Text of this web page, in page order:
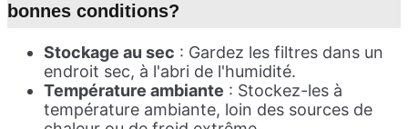
bonnes conditions?
Stockage au sec : Gardez les filtres dans un
endroit sec, à l'abri de l'humidité.
Température ambiante : Stockez-les à
température ambiante, loin des sources de